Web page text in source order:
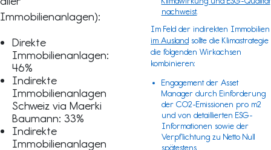
Immobilienanlagen):
Direkte
Immobilienanlagen:
46%
Indirekte
Immobilienanlagen
Schweiz via Maerki
Baumann: 33%
Indirekte
Immobilienanlagen
nachweist.
Im Feld der indirekten Immobilien
im Ausland sollte die Klimastrategie
die folgenden Wirkachsen
kombinieren:
Engagement der Asset
Manager durch Einforderung
der CO2-Emissionen pro m2
und von detaillierten ESG-
Informationen sowie der
Verpflichtung zu Netto Null
spätestens